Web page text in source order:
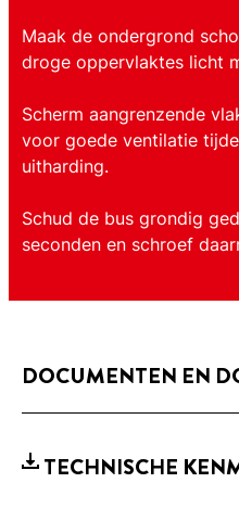
Maak de ondergrond
droge oppervlaktes licht
Scherm aangrenzende
voor goede ventilatie
uitharding.
Schud de bus grondig
seconden en schroef
DOCUMENTEN EN
TECHNISCHE